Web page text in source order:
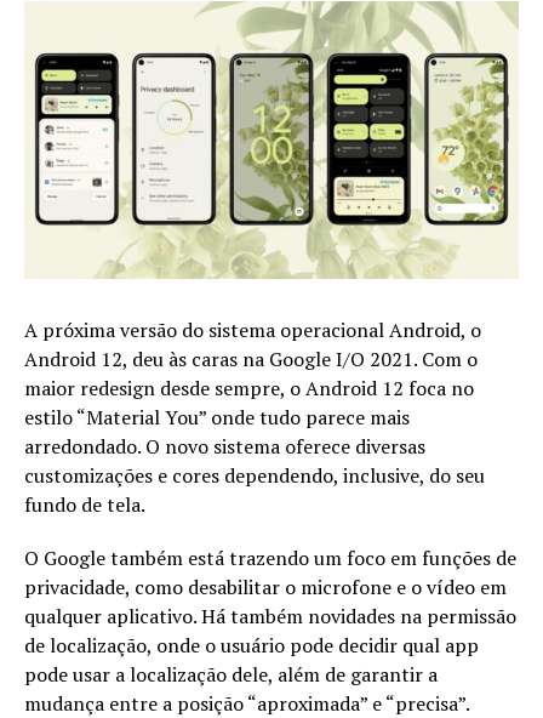
A próxima versão do sistema operacional Android, o
Android 12, deu às caras na Google I/O 2021. Com o
maior redesign desde sempre, o Android 12 foca no
estilo “Material You” onde tudo parece mais
arredondado. O novo sistema oferece diversas
customizações e cores dependendo, inclusive, do seu
fundo de tela.
O Google também está trazendo um foco em funções de
privacidade, como desabilitar o microfone e o vídeo em
qualquer aplicativo. Há também novidades na permissão
de localização, onde o usuário pode decidir qual app
pode usar a localização dele, além de garantir a
mudança entre a posição “aproximada” e “precisa”.